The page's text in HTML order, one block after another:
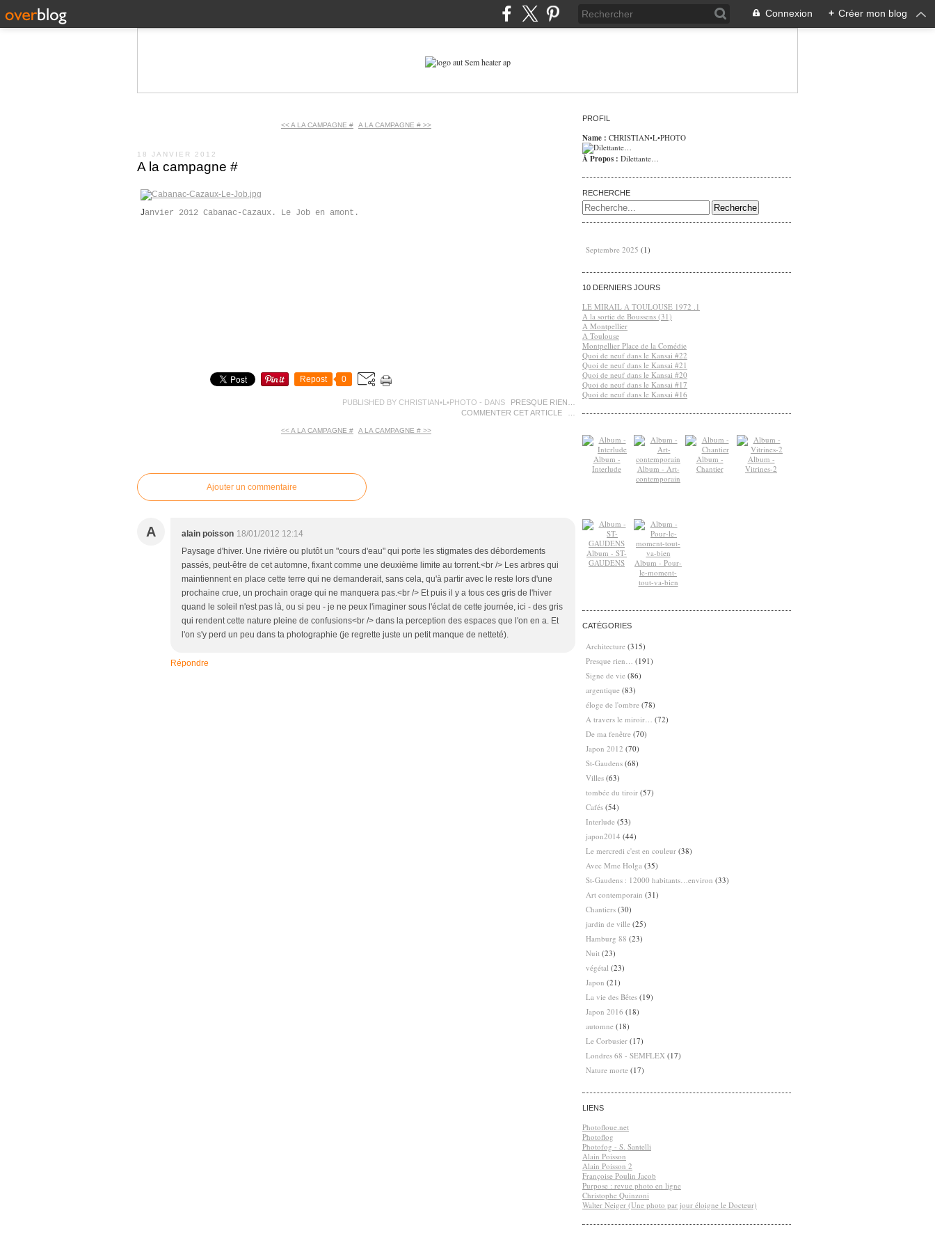
Connexion + Créer mon blog
<< A LA CAMPAGNE # A LA CAMPAGNE # >>
18 JANVIER 2012
A la campagne #
Janvier 2012 Cabanac-Cazaux. Le Job en amont.
Repost 0
PUBLISHED BY CHRISTIAN•L•PHOTO - DANS
PRESQUE RIEN…
COMMENTER CET ARTICLE
<< A LA CAMPAGNE # A LA CAMPAGNE # >>
Ajouter un commentaire
A alain poisson 18/01/2012 12:14
Paysage d'hiver. Une rivière ou plutôt un "cours d'eau" qui porte les stigmates des débordements
passés, peut-être de cet automne, fixant comme une deuxième limite au torrent.<br /> Les arbres qui
maintiennent en place cette terre qui ne demanderait, sans cela, qu'à partir avec le reste lors d'une
prochaine crue, un prochain orage qui ne manquera pas.<br /> Et puis il y a tous ces gris de l'hiver
quand le soleil n'est pas là, ou si peu - je ne peux l'imaginer sous l'éclat de cette journée, ici - des gris
qui rendent cette nature pleine de confusions<br /> dans la perception des espaces que l'on en a. Et
l'on s'y perd un peu dans ta photographie (je regrette juste un petit manque de netteté).
Répondre
PROFIL
Name : CHRISTIAN•L•PHOTO
À Propos : Dilettante…
RECHERCHE
Septembre 2025 (1)
10 DERNIERS JOURS
LE MIRAIL A TOULOUSE 1972 .1
A la sortie de Boussens (31)
A Montpellier
A Toulouse
Montpellier Place de la Comédie
Quoi de neuf dans le Kansai #22
Quoi de neuf dans le Kansai #21
Quoi de neuf dans le Kansai #20
Quoi de neuf dans le Kansai #17
Quoi de neuf dans le Kansai #16
Album -
Interlude
Album - Art-
contemporain
Album -
Chantier
Album -
Vitrines-2
Album - ST-
GAUDENS
Album - Pour-
le-moment-
tout-va-bien
CATÉGORIES
Architecture (315)
Presque rien…
(191)
Signe de vie (86)
argentique (83)
éloge de l'ombre (78)
A travers le miroir…
(72)
De ma fenêtre (70)
Japon 2012 (70)
St-Gaudens (68)
Villes (63)
tombée du tiroir (57)
Cafés (54)
Interlude (53)
japon2014 (44)
Le mercredi c'est en couleur (38)
Avec Mme Holga (35)
St-Gaudens : 12000 habitants…environ (33)
Art contemporain (31)
Chantiers (30)
jardin de ville (25)
Hamburg 88 (23)
Nuit (23)
végétal (23)
Japon (21)
La vie des Bêtes (19)
Japon 2016 (18)
automne (18)
Le Corbusier (17)
Londres 68 - SEMFLEX (17)
Nature morte (17)
LIENS
Photofloue.net
Photoflog
Photofog - S. Santelli
Alain Poisson
Alain Poisson 2
Françoise Poulin Jacob
Purpose : revue photo en ligne
Christophe Quinzoni
Walter Neiger (Une photo par jour éloigne le Docteur)